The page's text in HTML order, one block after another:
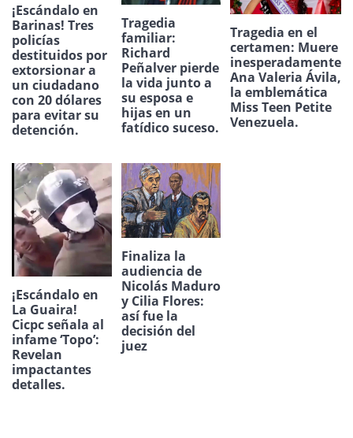
¡Escándalo en
Barinas! Tres
policías
destituidos por
extorsionar a
un ciudadano
con 20 dólares
para evitar su
detención.
Tragedia
familiar:
Richard
Peñalver pierde
la vida junto a
su esposa e
hijas en un
fatídico suceso.
Tragedia en el
certamen: Muere
inesperadamente
Ana Valeria Ávila,
la emblemática
Miss Teen Petite
Venezuela.
¡Escándalo en
La Guaira!
Cicpc señala al
infame ‘Topo’:
Revelan
impactantes
detalles.
Finaliza la
audiencia de
Nicolás Maduro
y Cilia Flores:
así fue la
decisión del
juez